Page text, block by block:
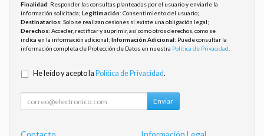
Finalidad: Responder las consultas planteadas por el usuario y enviarle la
información solicitada; Legitimación: Consentimiento del usuario;
Destinatarios: Solo se realizan cesiones si existe una obligación legal;
Derechos: Acceder, rectificar y suprimir, así como otros derechos, como se
indica en la información adicional; Información Adicional: Puede consultar la
información completa de Protección de Datos en nuestra Política de Privacidad
He leído y acepto la Política de Privacidad.
Enviar
Contacto
Información Legal